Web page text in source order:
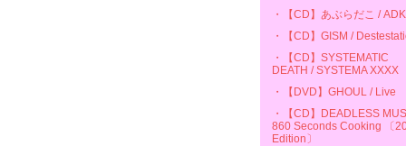
・【CD】あぶらだこ / ADK
・【CD】GISM /
・【CD】SYSTEMATIC
DEATH / SYSTEMA XXXX
・【DVD】GHOUL / Live
・【CD】DEADLESS
860 Seconds Cooking 〔
Edition〕